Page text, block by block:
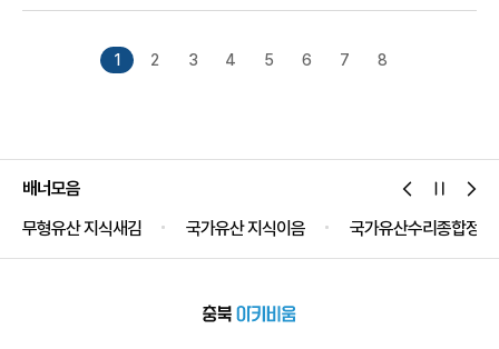
1 2 3 4 5 6 7 8
배너모음
무형유산 지식새김
국가유산 지식이음 국가유산수리종합정보